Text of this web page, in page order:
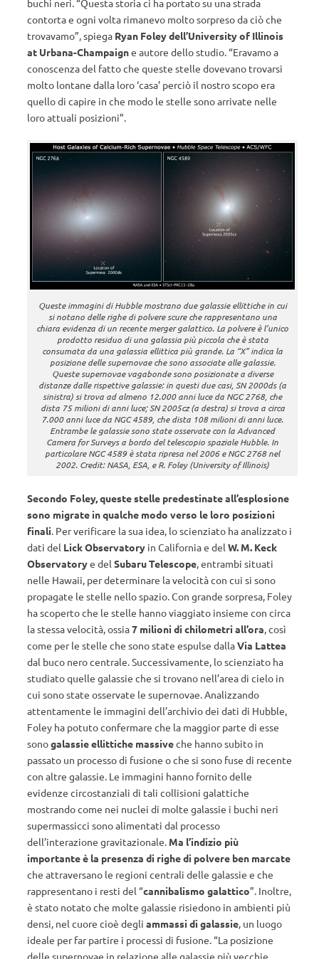
buchi neri. “Questa storia ci ha portato su una strada
contorta e ogni volta rimanevo molto sorpreso da ciò che
trovavamo”, spiega Ryan Foley dell’University of Illinois
at Urbana-Champaigne autore dello studio. “Eravamo a
conoscenza del fatto che queste stelle dovevano trovarsi
molto lontane dalla loro ‘casa’ perciò il nostro scopo era
quello di capire in che modo le stelle sono arrivate nelle
loro attuali posizioni”.
Queste immagini di Hubble mostrano due galassie ellittiche in cui
si notano delle righe di polvere scure che rappresentano una
chiara evidenza di un recente merger galattico. La polvere è l’unico
prodotto residuo di una galassia più piccola che è stata
consumata da una galassia ellittica più grande. La “X” indica la
posizione delle supernovae che sono associate alle galassie.
Queste supernovae vagabonde sono posizionate a diverse
distanze dalle rispettive galassie: in questi due casi, SN 2000ds (a
sinistra) si trova ad almeno 12.000 anni luce da NGC 2768, che
dista 75 milioni di anni luce; SN 2005cz (a destra) si trova a circa
7.000 anni luce da NGC 4589, che dista 108 milioni di anni luce.
Entrambe le galassie sono state osservate con la Advanced
Camera for Surveys a bordo del telescopio spaziale Hubble. In
particolare NGC 4589 è stata ripresa nel 2006 e NGC 2768 nel
2002. Credit: NASA, ESA, e R. Foley (University of Illinois)
Secondo Foley, queste stelle predestinate all’esplosione
sono migrate in qualche modo verso le loro posizioni
finali. Per verificare la sua idea, lo scienziato ha analizzato i
dati del Lick Observatory in California e del W. M. Keck
Observatorye del Subaru Telescope, entrambi situati
nelle Hawaii, per determinare la velocità con cui si sono
propagate le stelle nello spazio. Con grande sorpresa, Foley
ha scoperto che le stelle hanno viaggiato insieme con circa
la stessa velocità, ossia7 milioni di chilometri all’ora, così
come per le stelle che sono state espulse dallaVia Lattea
dal buco nero centrale. Successivamente, lo scienziato ha
studiato quelle galassie che si trovano nell’area di cielo in
cui sono state osservate le supernovae. Analizzando
attentamente le immagini dell’archivio dei dati di Hubble,
Foley ha potuto confermare che la maggior parte di esse
sonogalassie ellittiche massiveche hanno subito in
passato un processo di fusione o che si sono fuse di recente
con altre galassie. Le immagini hanno fornito delle
evidenze circostanziali di tali collisioni galattiche
mostrando come nei nuclei di molte galassie i buchi neri
supermassicci sono alimentati dal processo
dell’interazione gravitazionale. Ma l’indizio più
importante è la presenza di righe di polvere ben marcate
che attraversano le regioni centrali delle galassie e che
rappresentano i resti del “cannibalismo galattico”. Inoltre,
è stato notato che molte galassie risiedono in ambienti più
densi, nel cuore cioè degli ammassi di galassie, un luogo
ideale per far partire i processi di fusione. “La posizione
delle supernovae in relazione alle galassie più vecchie